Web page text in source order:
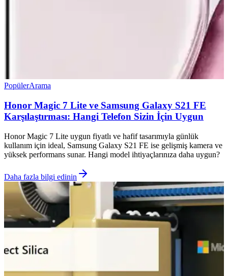
PopülerArama
Honor Magic 7 Lite ve Samsung Galaxy S21 FE
Karşılaştırması: Hangi Telefon Sizin İçin Uygun
Honor Magic 7 Lite uygun fiyatlı ve hafif tasarımıyla günlük
kullanım için ideal, Samsung Galaxy S21 FE ise gelişmiş kamera ve
yüksek performans sunar. Hangi model ihtiyaçlarınıza daha uygun?
Daha fazla bilgi edinin